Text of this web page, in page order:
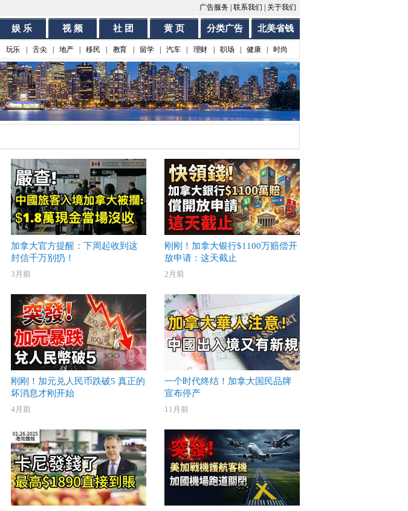
广告服务 联系我们 关于我们
娱 乐 视 频 社 团 黄 页 分类广告 北美省钱
玩乐 舌尖 地产 移民 教育 留学 汽车 理财 职场 健康 时尚
加拿大官方提醒：下周起收到这
封信千万别扔！
3月前
刚刚！加拿大银行$1100万赔偿开
放申请：这天截止
2月前
刚刚！加元兑人民币跌破5 真正的
坏消息才刚开始
4月前
一个时代终结！加拿大国民品牌
宣布停产
11月前